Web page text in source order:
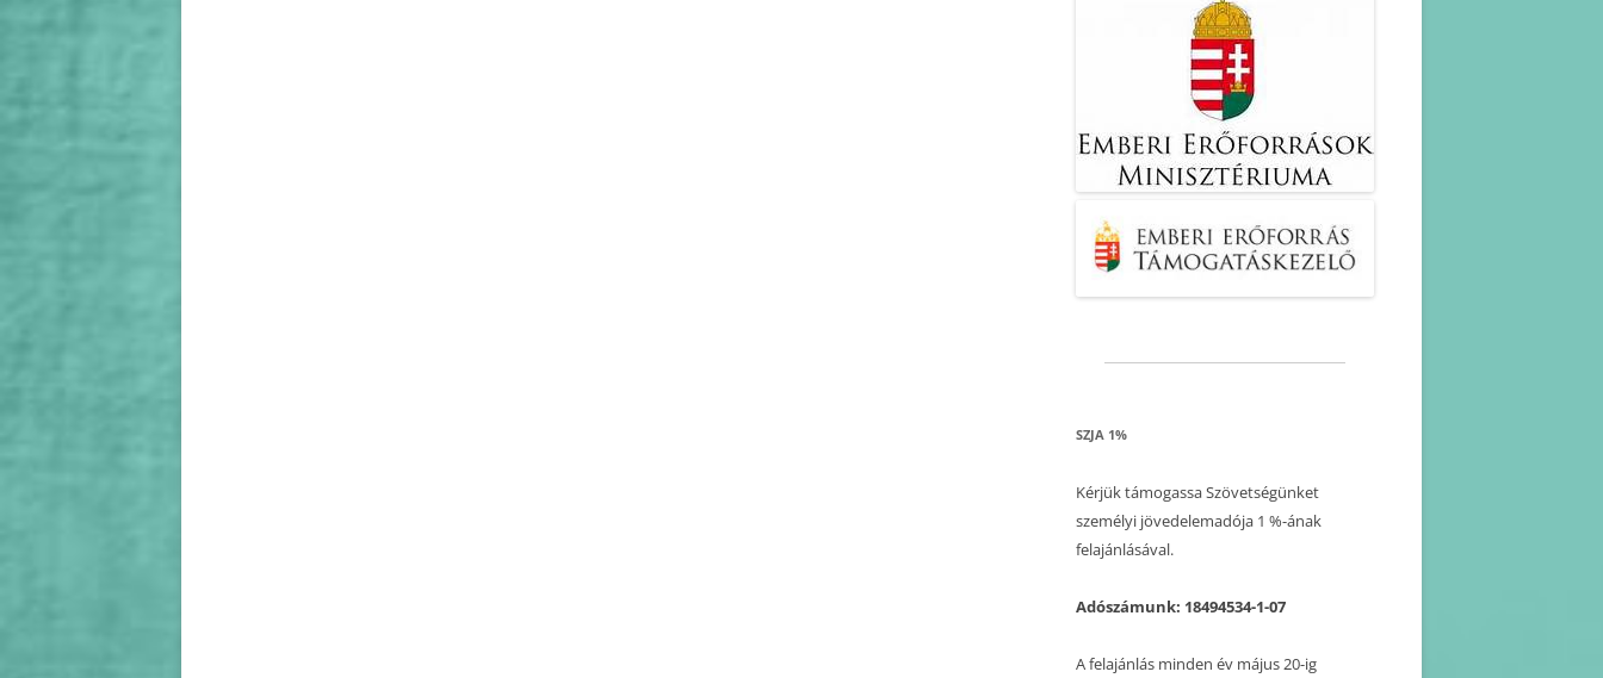
SZJA 1%
Kérjük támogassa Szövetségünket
személyi jövedelemadója 1 %-ának
felajánlásával.
Adószámunk: 18494534-1-07
A felajánlás minden év május 20-ig